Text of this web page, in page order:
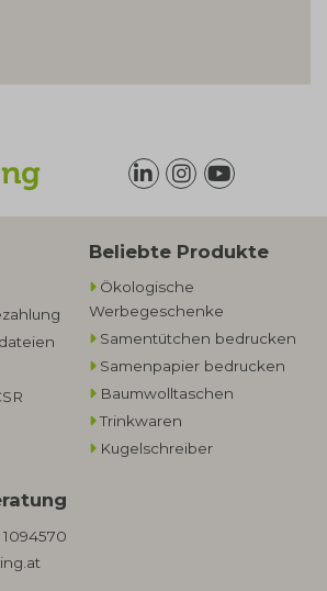
Beliebte Produkte
Ökologische
Werbegeschenke​
Samentütchen bedrucken
Samenpapier bedrucken
Baumwolltaschen​
Trinkwaren
Kugelschreiber